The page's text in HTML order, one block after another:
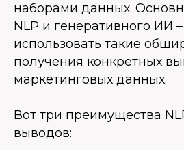
наборами данных.
NLP и генеративного ИИ –
использовать такие
получения конкретных
маркетинговых данных.
Вот три преимущества
выводов: